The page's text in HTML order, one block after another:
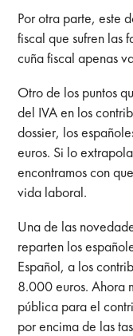
Por otra parte, este
fiscal que sufren las
cuña fiscal apenas
Otro de los puntos
del IVA en los
dossier, los
euros. Si lo
encontramos con
vida laboral.
Una de las
reparten los
Español, a los
8.000 euros. Ahora
pública para el
por encima de las